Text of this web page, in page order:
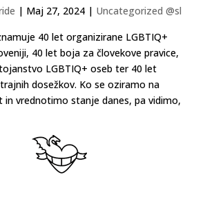
| Maj 27, 2024| Uncategorized @sl
40 let organizirane LGBTIQ+
40 let boja za človekove pravice,
LGBTIQ+ oseb ter 40 let
dosežkov. Ko se oziramo na
in vrednotimo stanje danes, pa vidimo,